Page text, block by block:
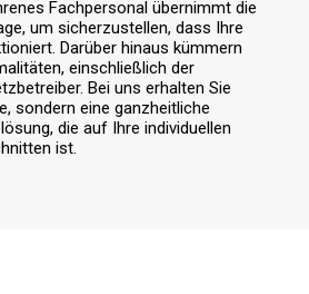
Fachpersonal übernimmt die
um sicherzustellen, dass Ihre
Darüber hinaus kümmern
einschließlich der
Bei uns erhalten Sie
sondern eine ganzheitliche
die auf Ihre individuellen
ist.